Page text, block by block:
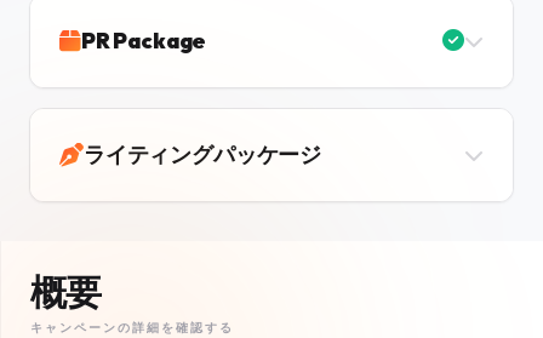
PR Package
ライティングパッケージ
概要
キャンペーンの詳細を確認する